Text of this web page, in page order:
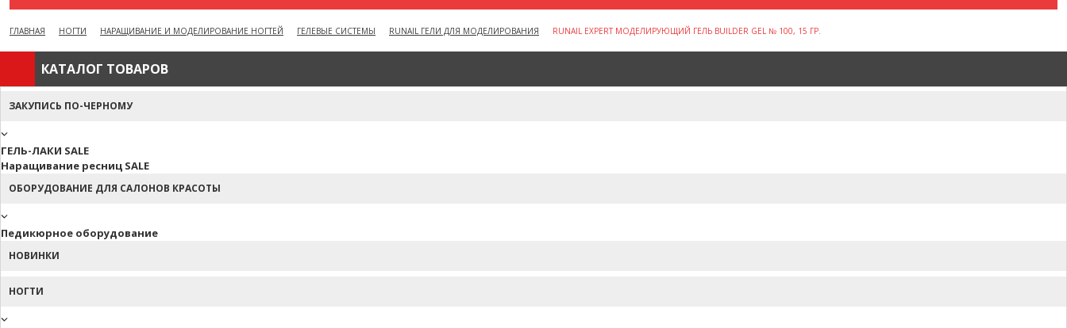
ГЛАВНАЯ НОГТИ НАРАЩИВАНИЕ И МОДЕЛИРОВАНИЕ НОГТЕЙ ГЕЛЕВЫЕ СИСТЕМЫ RUNAIL ГЕЛИ ДЛЯ МОДЕЛИРОВАНИЯ RUNAIL EXPERT МОДЕЛИРУЮЩИЙ ГЕЛЬ BUILDER GEL № 100, 15 ГР.
КАТАЛОГ ТОВАРОВ
ЗАКУПИСЬ ПО-ЧЕРНОМУ
ГЕЛЬ-ЛАКИ SALE
Наращивание ресниц SALE
ОБОРУДОВАНИЕ ДЛЯ САЛОНОВ КРАСОТЫ
Педикюрное оборудование
НОВИНКИ
НОГТИ